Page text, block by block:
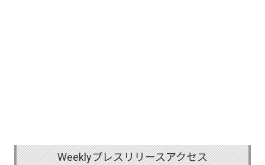
Weeklyプレスリリースアクセス